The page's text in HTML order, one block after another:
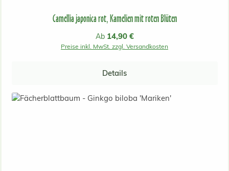
Camellia japonica rot, Kamelien mit roten Blüten
Regulärer Preis:
Ab 14,90 €
Preise inkl. MwSt. zzgl. Versandkosten
Details